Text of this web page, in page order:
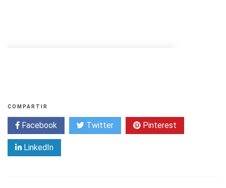
COMPARTIR
Facebook Twitter Pinterest
LinkedIn